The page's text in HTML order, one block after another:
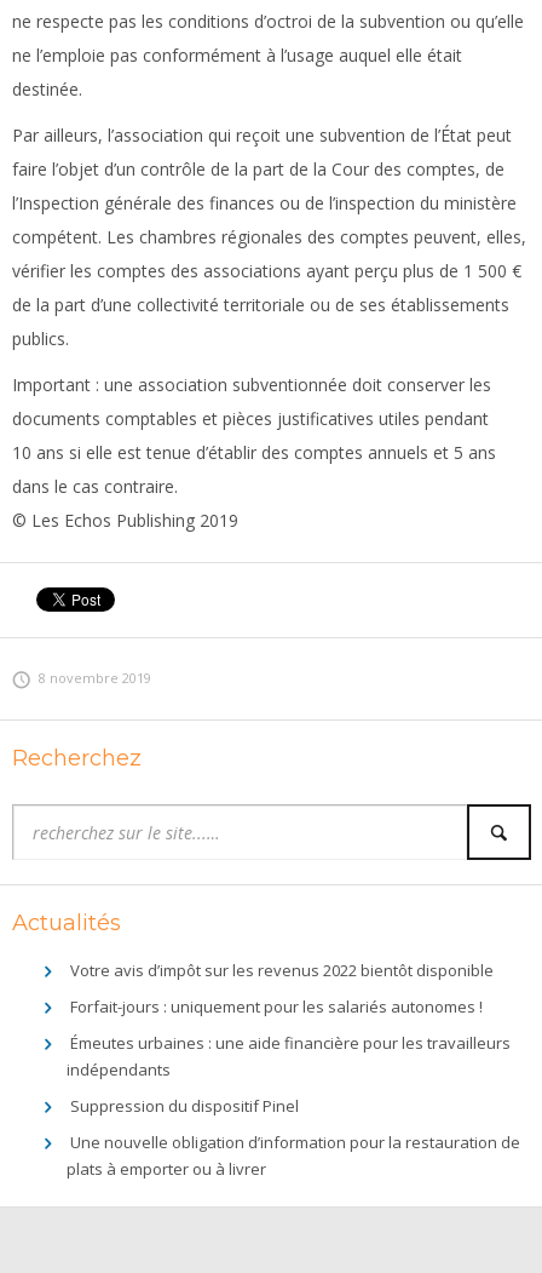
ne respecte pas les conditions d’octroi de la subvention ou qu’elle
ne l’emploie pas conformément à l’usage auquel elle était
destinée.
Par ailleurs, l’association qui reçoit une subvention de l’État peut
faire l’objet d’un contrôle de la part de la Cour des comptes, de
l’Inspection générale des finances ou de l’inspection du ministère
compétent. Les chambres régionales des comptes peuvent, elles,
vérifier les comptes des associations ayant perçu plus de 1 500 €
de la part d’une collectivité territoriale ou de ses établissements
publics.
Important : une association subventionnée doit conserver les
documents comptables et pièces justificatives utiles pendant
10 ans si elle est tenue d’établir des comptes annuels et 5 ans
dans le cas contraire.
© Les Echos Publishing 2019
8 novembre 2019
Recherchez
Actualités
Votre avis d’impôt sur les revenus 2022 bientôt disponible
Forfait-jours : uniquement pour les salariés autonomes !
Émeutes urbaines : une aide financière pour les travailleurs
indépendants
Suppression du dispositif Pinel
Une nouvelle obligation d’information pour la restauration de
plats à emporter ou à livrer